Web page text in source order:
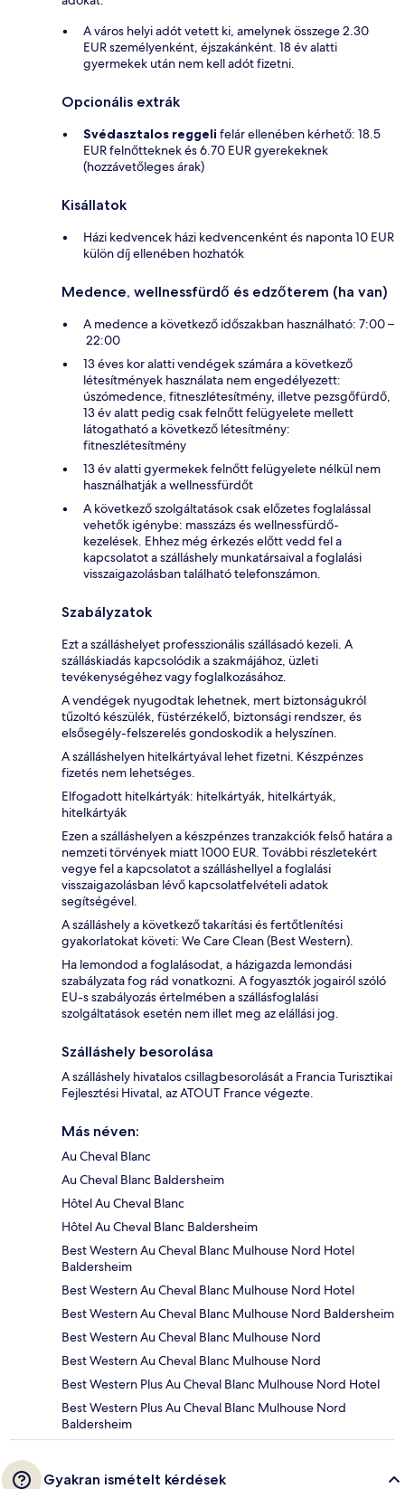
A város helyi adót vetett ki, amelynek összege 2.30
EUR személyenként, éjszakánként. 18 év alatti
gyermekek után nem kell adót fizetni.
Opcionális extrák
Svédasztalos reggeli felár ellenében kérhető: 18.5
EUR felnőtteknek és 6.70 EUR gyerekeknek
(hozzávetőleges árak)
Kisállatok
Házi kedvencek házi kedvencenként és naponta 10 EUR
külön díj ellenében hozhatók
Medence, wellnessfürdő és edzőterem (ha van)
A medence a következő időszakban használható: 7:00 –
22:00
13 éves kor alatti vendégek számára a következő
létesítmények használata nem engedélyezett:
úszómedence, fitneszlétesítmény, illetve pezsgőfürdő,
13 év alatt pedig csak felnőtt felügyelete mellett
látogatható a következő létesítmény:
fitneszlétesítmény
13 év alatti gyermekek felnőtt felügyelete nélkül nem
használhatják a wellnessfürdőt
A következő szolgáltatások csak előzetes foglalással
vehetők igénybe: masszázs és wellnessfürdő-
kezelések. Ehhez még érkezés előtt vedd fel a
kapcsolatot a szálláshely munkatársaival a foglalási
visszaigazolásban található telefonszámon.
Szabályzatok
Ezt a szálláshelyet professzionális szállásadó kezeli. A
szálláskiadás kapcsolódik a szakmájához, üzleti
tevékenységéhez vagy foglalkozásához.
A vendégek nyugodtak lehetnek, mert biztonságukról
tűzoltó készülék, füstérzékelő, biztonsági rendszer, és
elsősegély-felszerelés gondoskodik a helyszínen.
A szálláshelyen hitelkártyával lehet fizetni. Készpénzes
fizetés nem lehetséges.
Elfogadott hitelkártyák: hitelkártyák, hitelkártyák,
hitelkártyák
Ezen a szálláshelyen a készpénzes tranzakciók felső határa a
nemzeti törvények miatt 1000 EUR. További részletekért
vegye fel a kapcsolatot a szálláshellyel a foglalási
visszaigazolásban lévő kapcsolatfelvételi adatok
segítségével.
A szálláshely a következő takarítási és fertőtlenítési
gyakorlatokat követi: We Care Clean (Best Western).
Ha lemondod a foglalásodat, a házigazda lemondási
szabályzata fog rád vonatkozni. A fogyasztók jogairól szóló
EU-s szabályozás értelmében a szállásfoglalási
szolgáltatások esetén nem illet meg az elállási jog.
Szálláshely besorolása
A szálláshely hivatalos csillagbesorolását a Francia Turisztikai
Fejlesztési Hivatal, az ATOUT France végezte.
Más néven:
Au Cheval Blanc
Au Cheval Blanc Baldersheim
Hôtel Au Cheval Blanc
Hôtel Au Cheval Blanc Baldersheim
Best Western Au Cheval Blanc Mulhouse Nord Hotel
Baldersheim
Best Western Au Cheval Blanc Mulhouse Nord Hotel
Best Western Au Cheval Blanc Mulhouse Nord Baldersheim
Best Western Au Cheval Blanc Mulhouse Nord
Best Western Au Cheval Blanc Mulhouse Nord
Best Western Plus Au Cheval Blanc Mulhouse Nord Hotel
Best Western Plus Au Cheval Blanc Mulhouse Nord
Baldersheim
Gyakran ismételt kérdések